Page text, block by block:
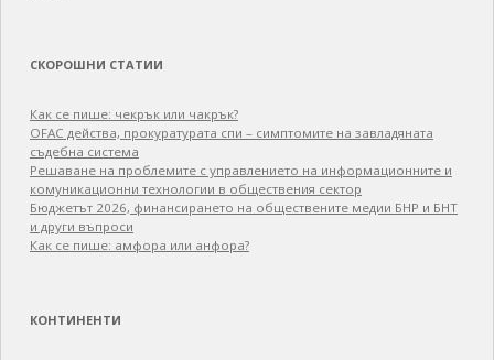
СКОРОШНИ СТАТИИ
Как се пише: чекрък или чакрък?
OFAC действа, прокуратурата спи – симптомите на завладяната
съдебна система
Решаване на проблемите с управлението на информационните и
комуникационни технологии в обществения сектор
Бюджетът 2026, финансирането на обществените медии БНР и БНТ
и други въпроси
Как се пише: амфора или анфора?
КОНТИНЕНТИ